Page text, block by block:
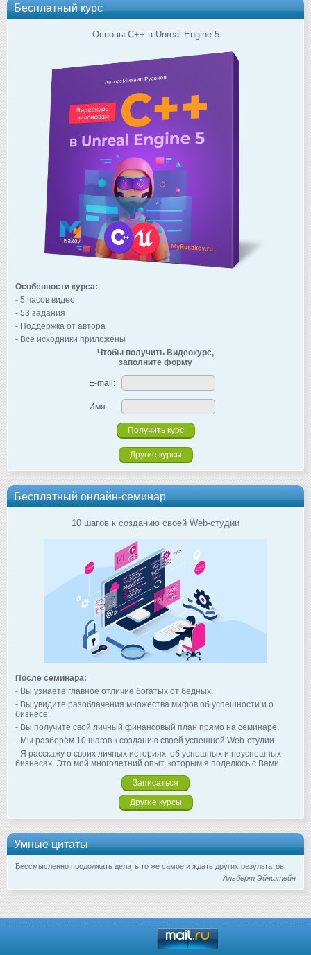
Бесплатный курс
Основы C++ в Unreal Engine 5
Особенности курса:
- 5 часов видео
- 53 задания
- Поддержка от автора
- Все исходники приложены
Чтобы получить Видеокурс,
заполните форму
E-mail:
Имя:
Другие курсы
Бесплатный онлайн-семинар
10 шагов к созданию своей Web-студии
После семинара:
- Вы узнаете главное отличие богатых от бедных.
- Вы увидите разоблачения множества мифов об успешности и о
бизнесе.
- Вы получите свой личный финансовый план прямо на семинаре.
- Мы разберём 10 шагов к созданию своей успешной Web-студии.
- Я расскажу о своих личных историях: об успешных и неуспешных
бизнесах. Это мой многолетний опыт, которым я поделюсь с Вами.
Записаться
Другие курсы
Умные цитаты
Бессмысленно продолжать делать то же самое и ждать других результатов.
Альберт Эйнштейн